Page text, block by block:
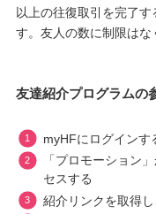
以上の往復取引を完了
す。友人の数に制限はな
友達紹介プログラムの
myHFにログインす
「プロモーション
セスする
紹介リンクを取得